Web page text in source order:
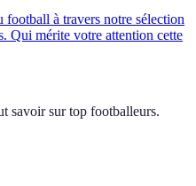
à travers notre sélection
Qui mérite votre attention cette
savoir sur top footballeurs.